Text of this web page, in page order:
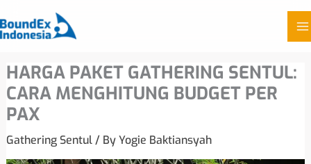
Skip
to
content
HARGA PAKET GATHERING SENTUL:
CARA MENGHITUNG BUDGET PER
PAX
Gathering Sentul/ ByYogie Baktiansyah